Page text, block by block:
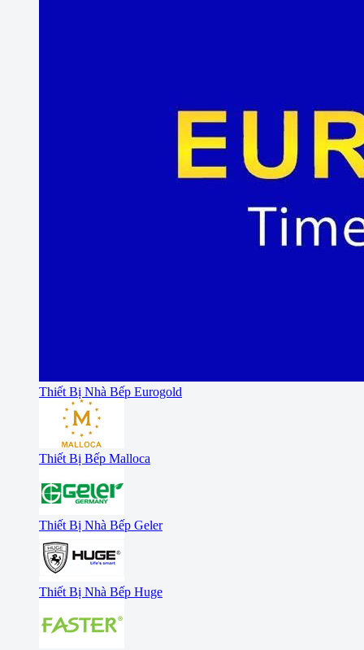
Thiết Bị Nhà Bếp Eurogold
Thiết Bị Bếp Malloca
Thiết Bị Nhà Bếp Geler
Thiết Bị Nhà Bếp Huge